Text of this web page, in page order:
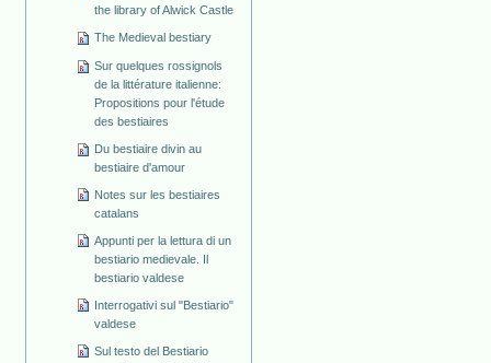
the library of Alwick Castle
The Medieval bestiary
Sur quelques rossignols
de la littérature italienne:
Propositions pour l'étude
des bestiaires
Du bestiaire divin au
bestiaire d'amour
Notes sur les bestiaires
catalans
Appunti per la lettura di un
bestiario medievale. Il
bestiario valdese
Interrogativi sul "Bestiario"
valdese
Sul testo del Bestiario